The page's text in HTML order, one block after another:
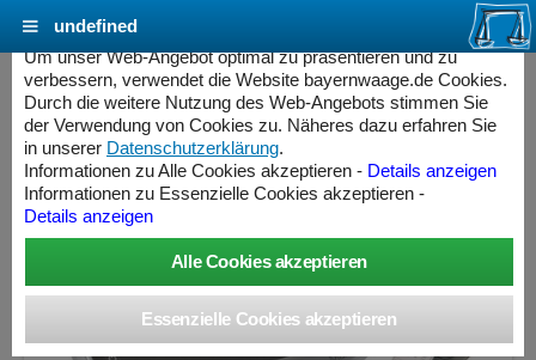
BWW Count Max - Premium Zählsystem
Cookie Einstellungen - bayernwaage.de
Um unser Web-Angebot optimal zu präsentieren und zu
verbessern, verwendet die Website bayernwaage.de Cookies.
Durch die weitere Nutzung des Web-Angebots stimmen Sie
der Verwendung von Cookies zu. Näheres dazu erfahren Sie
in unserer Datenschutzerklärung.
Informationen zu Alle Cookies akzeptieren - Details anzeigen
Informationen zu Essenzielle Cookies akzeptieren -
Details anzeigen
undefined